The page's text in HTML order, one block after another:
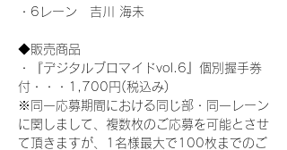
・6レーン　吉川 海未
◆販売商品
・『デジタルブロマイドvol.6』個別握手券
付・・・1,700円(税込み)
※同一応募期間における同じ部・同一レーン
に関しまして、複数枚のご応募を可能とさせ
て頂きますが、1名様最大で100枚までのご